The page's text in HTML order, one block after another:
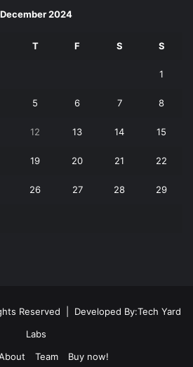
December 2024
T F S S
1
5 6 7 8
12 13 14 15
19 20 21 22
26 27 28 29
Reserved | Developed By:Tech Yard
Labs
Team Buy now!